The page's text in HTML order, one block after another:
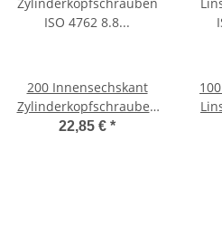
200 Innensechskant
Zylinderkopfschrauben
ISO 4762 8.8 schwarz
22,85 € *